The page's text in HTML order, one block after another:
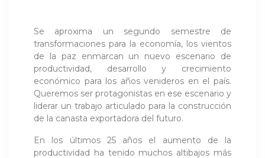
Se aproxima un segundo semestre de
transformaciones para la economía, los vientos
de la paz enmarcan un nuevo escenario de
productividad, desarrollo y crecimiento
económico para los años venideros en el país.
Queremos ser protagonistas en ese escenario y
liderar un trabajo articulado para la construcción
de la canasta exportadora del futuro.
En los últimos 25 años el aumento de la
productividad ha tenido muchos altibajos más